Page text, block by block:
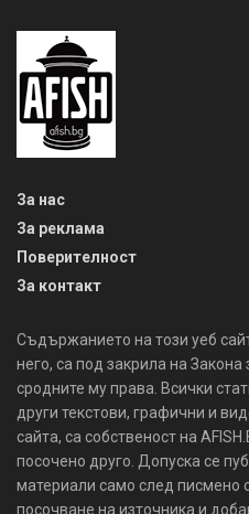
За нас
За реклама
Поверителност
За контакт
Съдържанието на този уеб
него, са под закрила на Закона
сродните му права. Всички
други текстови, графични и
сайта, са собственост на
посочено друго. Допуска се
материали само след писмено
посочване на източника и